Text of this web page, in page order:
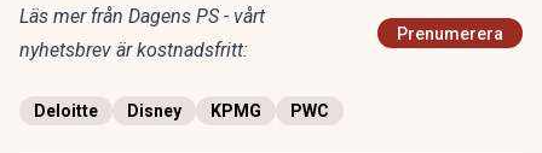
Läs mer från Dagens PS - vårt
nyhetsbrev är kostnadsfritt:
Prenumerera
Deloitte Disney KPMG PWC